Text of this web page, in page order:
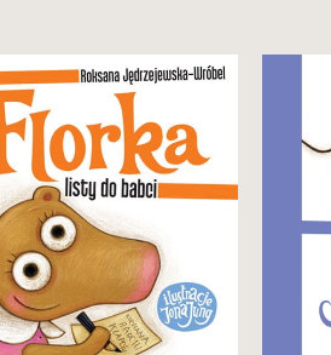
tom przygód sympatycznej
(wakacje nad morzem,
dzień w przedszkolu,
w teatrze, zakupy
lalka Barbara).
29,90 zł